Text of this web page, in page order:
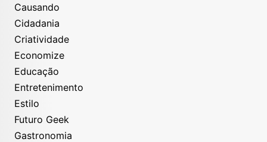
Causando
Cidadania
Criatividade
Economize
Educação
Entretenimento
Estilo
Futuro Geek
Gastronomia